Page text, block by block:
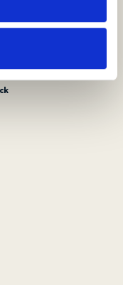
som de har